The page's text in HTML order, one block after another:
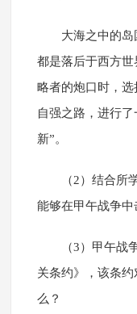
大海之中的岛
都是落后于西方
略者的炮口时，
自强之路，进行
新”。
（2）结合所
能够在甲午战争中
（3）甲午战
关条约》，该条
么？